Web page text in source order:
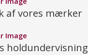
af vores mærker
holdundervisning